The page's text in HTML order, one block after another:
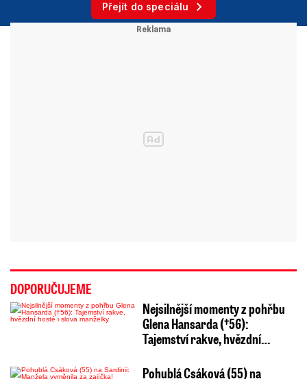
Přejít do speciálu
DOPORUČUJEME
Nejsilnější momenty z pohřbu
Glena Hansarda (†56):
Tajemství rakve, hvězdní…
Pohublá Csáková (55) na